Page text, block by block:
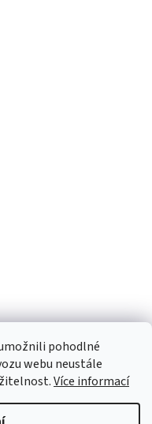
pohodlné
webu neustále
Více informací